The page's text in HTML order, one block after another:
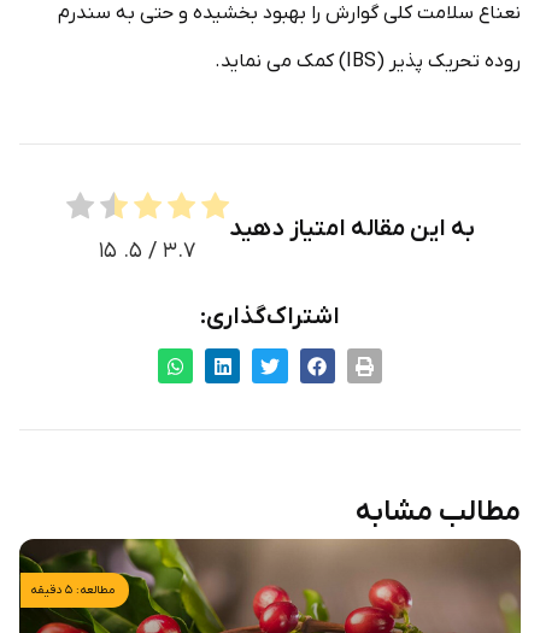
نعناع سلامت کلی گوارش را بهبود بخشیده و حتی به سندرم
روده تحریک پذیر (IBS) کمک می نماید.
به این مقاله امتیاز دهید
۳.۷ / ۵. ۱۵
اشتراک‌گذاری:
مطالب مشابه
مطالعه: ۵ دقیقه